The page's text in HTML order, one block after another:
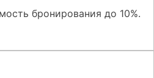
бронирования до 10%.